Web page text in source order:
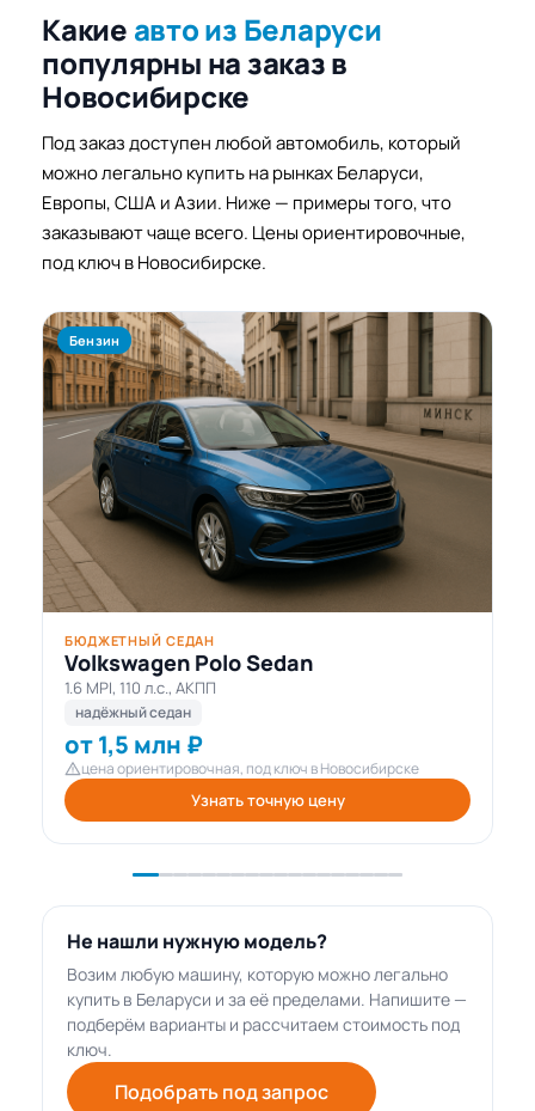
Какие авто из Беларуси
популярны на заказ в
Новосибирске
Под заказ доступен любой автомобиль, который
можно легально купить на рынках Беларуси,
Европы, США и Азии. Ниже — примеры того, что
заказывают чаще всего. Цены ориентировочные,
под ключ в Новосибирске.
Бензин
БЮДЖЕТНЫЙ СЕДАН
Volkswagen Polo Sedan
1.6 MPI, 110 л.с., АКПП
надёжный седан
от 1,5 млн ₽
цена ориентировочная, под ключ в Новосибирске
Узнать точную цену
Не нашли нужную модель?
Возим любую машину, которую можно легально
купить в Беларуси и за её пределами. Напишите —
подберём варианты и рассчитаем стоимость под
ключ.
Подобрать под запрос